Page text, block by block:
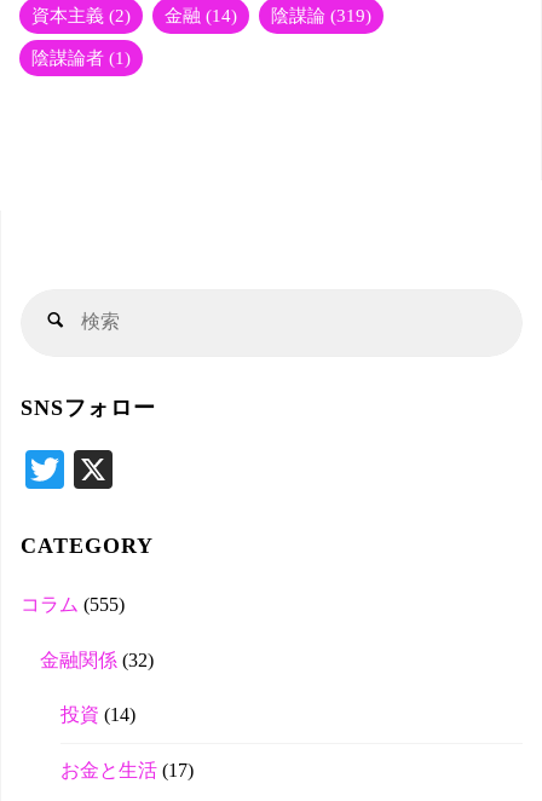
資本主義 (2) 金融 (14) 陰謀論 (319)
陰謀論者 (1)
検
SNSフォロー
T
tte
r
CATEGORY
コラム (555)
金融関係 (32)
投資 (14)
お金と生活(17)